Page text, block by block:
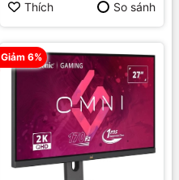
Thích
So sánh
Giảm 6%